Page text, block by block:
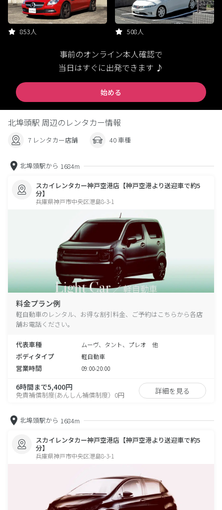
853人 508人
事前のオンライン本人確認で
当日はすぐに出発できます ♪
始める
北埠頭駅 周辺のレンタカー情報
7 レンタカー店舗 40 車種
北埠頭駅から 1684m
スカイレンタカー神戸空港店【神戸空港より送迎車で約5
分】
兵庫県神戸市中央区港島8-3-1
料金プラン例
軽自動車のレンタル、お得な割引料金、ご予約はこちらから各店
舗お電話ください。
代表車種 ムーヴ、タント、プレオ 他
ボディタイプ 軽自動車
営業時間 09:00-20:00
6時間まで5,400円
免責補償制度(あんしん補償制度）0円 詳細を見る
北埠頭駅から 1684m
スカイレンタカー神戸空港店【神戸空港より送迎車で約5
分】
兵庫県神戸市中央区港島8-3-1